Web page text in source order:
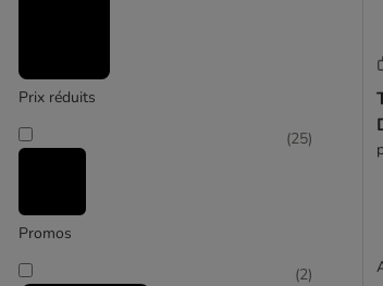
Prix réduits
Promos
(25)
(2)